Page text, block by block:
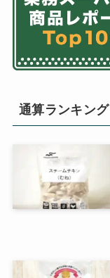
通算ランキン